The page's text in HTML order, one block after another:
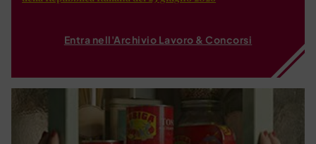
Entra nell'Archivio Lavoro & Concorsi